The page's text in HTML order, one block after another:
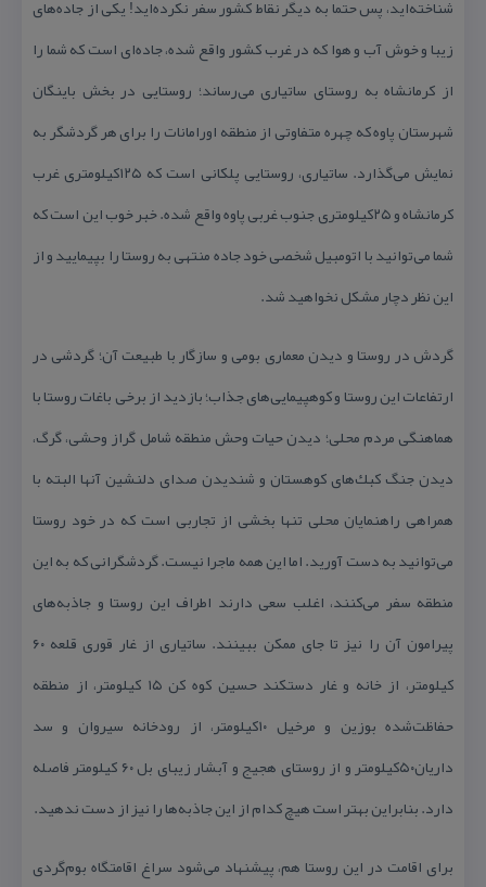
شناخته‌اید، پس حتما به دیگر نقاط كشور سفر نكرده‌اید! یكی از جاده‌های
زیبا و خوش آب و هوا كه در غرب كشور واقع شده، جاده‌ای است كه شما را
از كرمانشاه به روستای ساتیاری می‌رساند؛ روستایی در بخش باینگان
شهرستان پاوه كه چهره متفاوتی از منطقه اورامانات را برای هر گردشگر به
نمایش می‌گذارد. ساتیاری، روستایی پلكانی است كه ۱۲۵كیلومتری غرب
كرمانشاه و ۲۵كیلومتری جنوب غربی پاوه واقع شده. خبر خوب این است كه
شما می‌توانید با اتومبیل شخصی خود جاده منتهی به روستا را بپیمایید و از
این نظر دچار مشكل نخواهید شد.
گردش در روستا و دیدن معماری بومی و سازگار با طبیعت آن؛ گردشی در
ارتفاعات این روستا و كوهپیمایی‌های جذاب؛ بازدید از برخی باغات روستا با
هماهنگی مردم محلی؛ دیدن حیات وحش منطقه شامل گراز وحشی، گرگ،
دیدن جنگ كبك‌های كوهستان و شندیدن صدای دلنشین آنها البته با
همراهی راهنمایان محلی تنها بخشی از تجاربی است كه در خود روستا
می‌توانید به دست آورید. اما این همه ماجرا نیست. گردشگرانی كه به این
منطقه سفر می‌كنند، اغلب سعی دارند اطراف این روستا و جاذبه‌های
پیرامون آن را نیز تا جای ممكن ببینند. ساتیاری از غار قوری قلعه ۶۰
كیلومتر، از خانه و غار دستكند حسین كوه كن ۱۵ كیلومتر، از منطقه
حفاظت‌شده بوزین و مرخیل ۱۰كیلومتر، از رودخانه سیروان و سد
داریان۵۰كیلومتر و از روستای هجیج و آبشار زیبای بل ۶۰ كیلومتر فاصله
دارد. بنابراین بهتر است هیچ كدام از این جاذبه‌ها را نیز از دست ندهید.
برای اقامت در این روستا هم، پیشنهاد می‌شود سراغ اقامتگاه بوم‌گردی